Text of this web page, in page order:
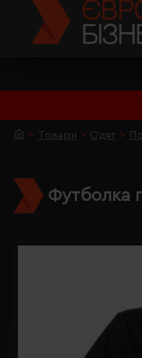
Товари Одяг
Футболка